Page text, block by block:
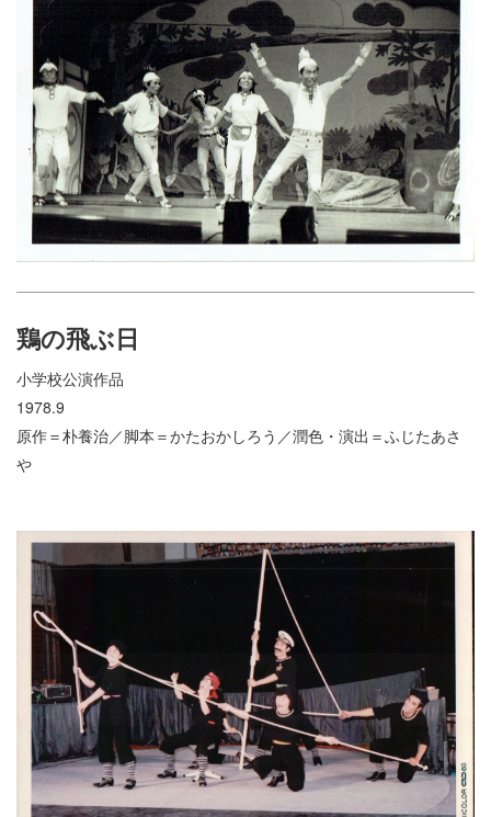
鶏の飛ぶ日
小学校公演作品
1978.9
原作＝朴養治／脚本＝かたおかしろう／潤色・演出＝ふじたあさ
や